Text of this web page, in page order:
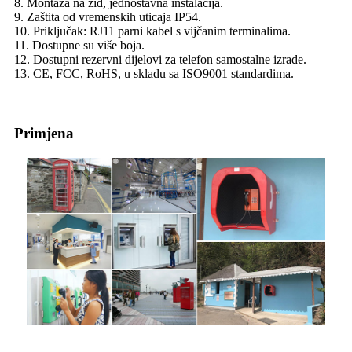
8. Montaža na zid, jednostavna instalacija.
9. Zaštita od vremenskih uticaja IP54.
10. Priključak: RJ11 parni kabel s vijčanim terminalima.
11. Dostupne su više boja.
12. Dostupni rezervni dijelovi za telefon samostalne izrade.
13. CE, FCC, RoHS, u skladu sa ISO9001 standardima.
Primjena